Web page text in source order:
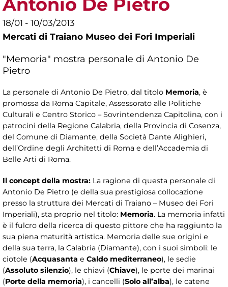
18/01 - 10/03/2013
Mercati di Traiano Museo dei Fori Imperiali
"Memoria" mostra personale di Antonio De
Pietro
La personale di Antonio De Pietro, dal titolo Memoria, è
promossa da Roma Capitale, Assessorato alle Politiche
Culturali e Centro Storico – Sovrintendenza Capitolina, con i
patrocini della Regione Calabria, della Provincia di Cosenza,
del Comune di Diamante, della Società Dante Alighieri,
dell’Ordine degli Architetti di Roma e dell’Accademia di
Belle Arti di Roma.
Il concept della mostra: La ragione di questa personale di
Antonio De Pietro (e della sua prestigiosa collocazione
presso la struttura dei Mercati di Traiano – Museo dei Fori
Imperiali), sta proprio nel titolo: Memoria. La memoria infatti
è il fulcro della ricerca di questo pittore che ha raggiunto la
sua piena maturità artistica. Memoria delle sue origini e
della sua terra, la Calabria (Diamante), con i suoi simboli: le
ciotole (Acquasanta e Caldo mediterraneo), le sedie
(Assoluto silenzio), le chiavi (Chiave), le porte dei marinai
(Porte della memoria), i cancelli (Solo all’alba), le catene